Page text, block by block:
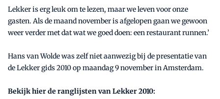
Lekker is erg leuk om te lezen, maar we leven voor onze
gasten. Als de maand november is afgelopen gaan we gewoon
weer verder met dat wat we goed doen: een restaurant runnen.’
Hans van Wolde was zelf niet aanwezig bij de presentatie van
de Lekker gids 2010 op maandag 9 november in Amsterdam.
Bekijk hier de ranglijsten van Lekker 2010: